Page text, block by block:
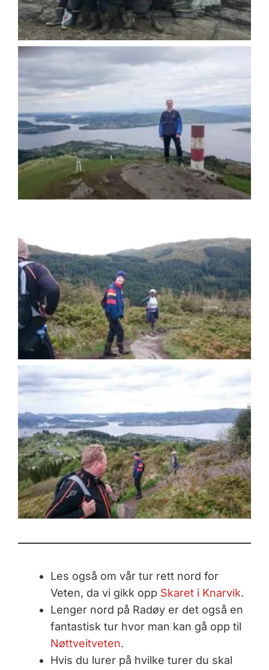
Les også om vår tur rett nord for
Veten, da vi gikk opp Skaret i Knarvik.
Lenger nord på Radøy er det også en
fantastisk tur hvor man kan gå opp til
Nøttveitveten.
Hvis du lurer på hvilke turer du skal